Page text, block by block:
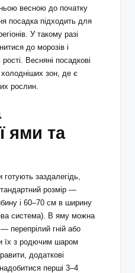
весною до початку
посадка підходить для
У такому разі
до морозів і
Весняні посадкові
холодніших зон, де є
рослин.
ями та
заздалегідь,
розмір —
і 60–70 см в ширину
система). В яму можна
перепрілий гній або
їх з родючим шаром
додаткові
перші 3–4